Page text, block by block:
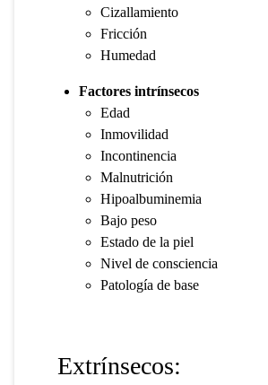
Cizallamiento
Fricción
Humedad
Factores intrínsecos
Edad
Inmovilidad
Incontinencia
Malnutrición
Hipoalbuminemia
Bajo peso
Estado de la piel
Nivel de consciencia
Patología de base
Extrínsecos: